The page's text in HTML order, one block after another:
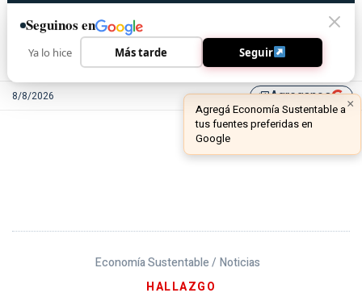
8/8/2026 library_addAgreganos
Economía Sustentable / Noticias
HALLAZGO
Seguinos en
Ya lo hice Más tarde Seguir